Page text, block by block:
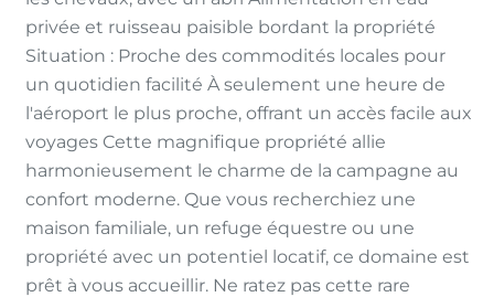
privée et ruisseau paisible bordant la propriété
Situation : Proche des commodités locales pour
un quotidien facilité À seulement une heure de
l'aéroport le plus proche, offrant un accès facile aux
voyages Cette magnifique propriété allie
harmonieusement le charme de la campagne au
confort moderne. Que vous recherchiez une
maison familiale, un refuge équestre ou une
propriété avec un potentiel locatif, ce domaine est
prêt à vous accueillir. Ne ratez pas cette rare